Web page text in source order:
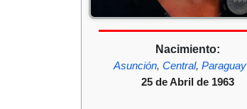
Nacimiento:
Asunción, Central, Paraguay
25 de Abril de 1963